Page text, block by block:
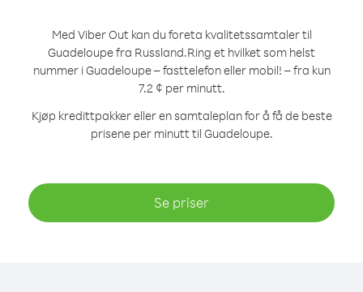
Med Viber Out kan du foreta kvalitetssamtaler til
Guadeloupe fra Russland.Ring et hvilket som helst
nummer i Guadeloupe – fasttelefon eller mobil! – fra kun
7.2 ¢ per minutt.
Kjøp kredittpakker eller en samtaleplan for å få de beste
prisene per minutt til Guadeloupe.
Se priser